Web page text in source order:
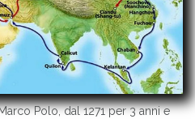
Polo, dal 1271 per 3 anni e